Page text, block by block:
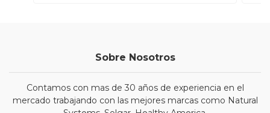
Sobre Nosotros
Contamos con mas de 30 años de experiencia en el
mercado trabajando con las mejores marcas como Natural